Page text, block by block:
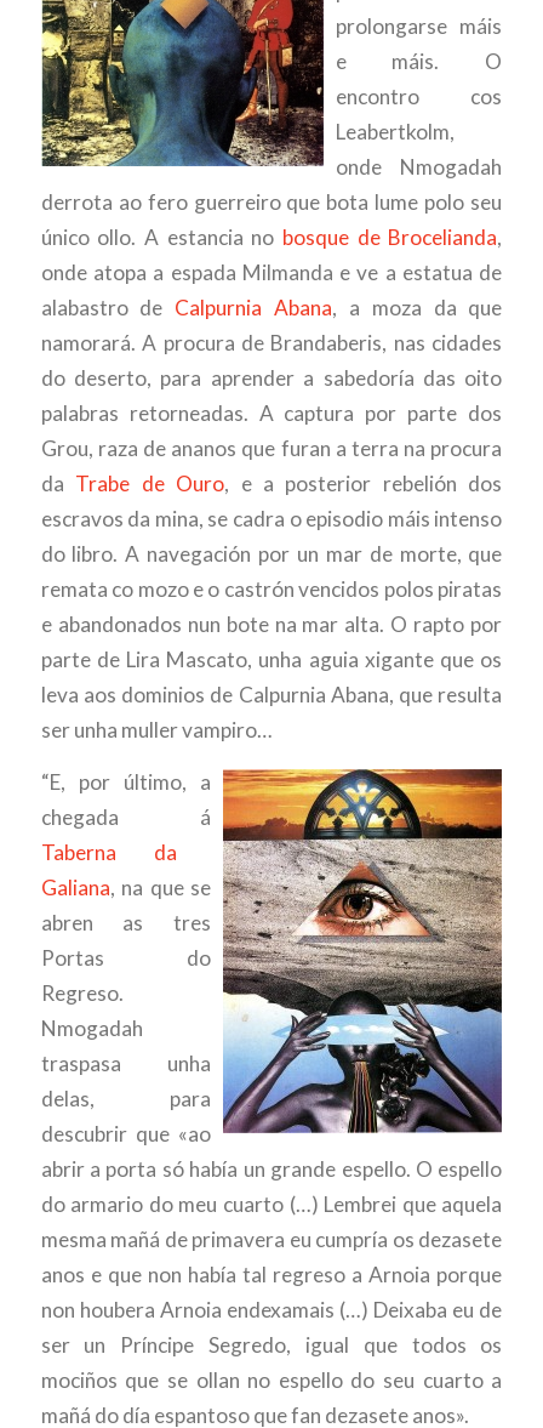
prolongarse máis
e máis. O
encontro cos
Leabertkolm,
onde Nmogadah
derrota ao fero guerreiro que bota lume polo seu
único ollo. A estancia no bosque de Brocelianda,
onde atopa a espada Milmanda e ve a estatua de
alabastro de Calpurnia Abana, a moza da que
namorará. A procura de Brandaberis, nas cidades
do deserto, para aprender a sabedoría das oito
palabras retorneadas. A captura por parte dos
Grou, raza de ananos que furan a terra na procura
da Trabe de Ouro, e a posterior rebelión dos
escravos da mina, se cadra o episodio máis intenso
do libro. A navegación por un mar de morte, que
remata co mozo e o castrón vencidos polos piratas
e abandonados nun bote na mar alta. O rapto por
parte de Lira Mascato, unha aguia xigante que os
leva aos dominios de Calpurnia Abana, que resulta
ser unha muller vampiro…
“E, por último, a
chegada á
Taberna da
Galiana, na que se
abren as tres
Portas do
Regreso.
Nmogadah
traspasa unha
delas, para
descubrir que «ao
abrir a porta só había un grande espello. O espello
do armario do meu cuarto (…) Lembrei que aquela
mesma mañá de primavera eu cumpría os dezasete
anos e que non había tal regreso a Arnoia porque
non houbera Arnoia endexamais (…) Deixaba eu de
ser un Príncipe Segredo, igual que todos os
mociños que se ollan no espello do seu cuarto a
mañá do día espantoso que fan dezasete anos».